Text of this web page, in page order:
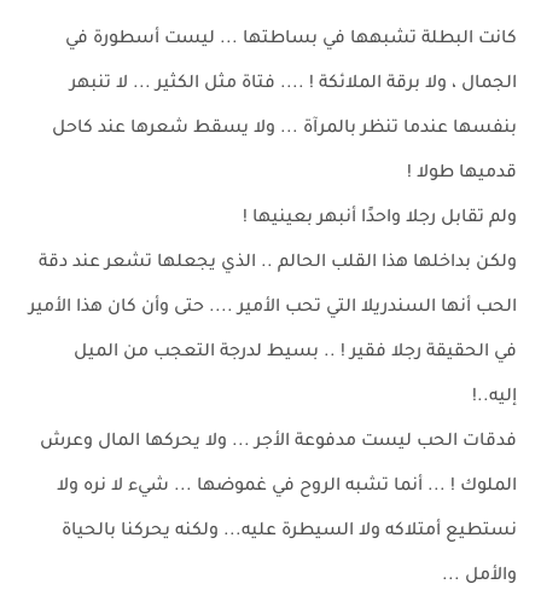
كانت البطلة تشبهها في بساطتها ... ليست أسطورة في
الجمال ، ولا برقة الملائكة ! .... فتاة مثل الكثير ... لا تنبهر
بنفسها عندما تنظر بالمرآة ... ولا يسقط شعرها عند كاحل
قدميها طولا !
ولم تقابل رجلا واحدًا أنبهر بعينيها !
ولكن بداخلها هذا القلب الحالم .. الذي يجعلها تشعر عند دقة
الحب أنها السندريلا التي تحب الأمير .... حتى وأن كان هذا الأمير
في الحقيقة رجلا فقير ! .. بسيط لدرجة التعجب من الميل
إليه..!
فدقات الحب ليست مدفوعة الأجر ... ولا يحركها المال وعرش
الملوك ! ... أنما تشبه الروح في غموضها ... شيء لا نره ولا
نستطيع أمتلاكه ولا السيطرة عليه... ولكنه يحركنا بالحياة
والأمل ...